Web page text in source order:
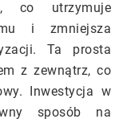
co utrzymuje
i zmniejsza
Ta prosta
z zewnątrz, co
Inwestycja w
sposób na